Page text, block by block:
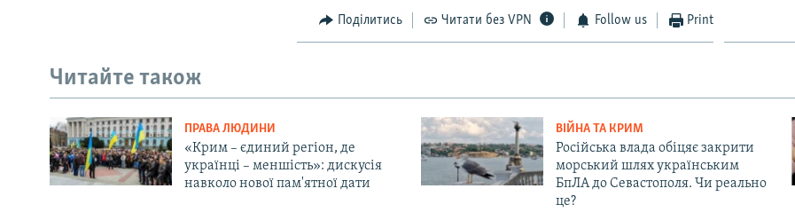
Поділитись Читати без VPN Follow us Print
Читайте також
ПРАВА ЛЮДИНИ
«Крим – єдиний регіон, де
українці – меншість»: дискусія
навколо нової пам'ятної дати
ВІЙНА ТА КРИМ
Російська влада обіцяє закрити
морський шлях українським
БпЛА до Севастополя. Чи реально
це?